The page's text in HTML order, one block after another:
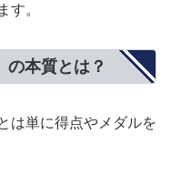
す。
の本質とは？
は単に得点やメダルを